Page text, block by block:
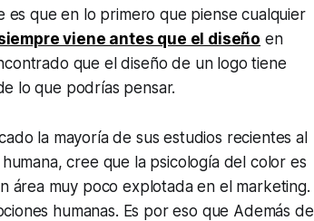
que en lo primero que piense cualquier
viene antes que el diseño en
que el diseño de un logo tiene
lo que podrías pensar.
la mayoría de sus estudios recientes al
cree que la psicología del color es
área muy poco explotada en el marketing.
humanas. Es por eso que Además de